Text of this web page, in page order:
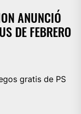
ANUNCIÓ
DE FEBRERO
gratis de PS